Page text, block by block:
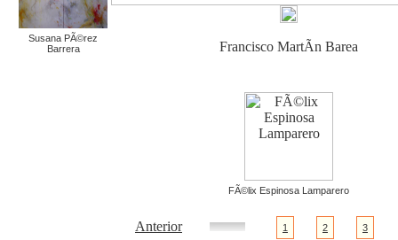
Francisco MartÃ­n Barea
Susana PÃ©rez
Barrera
FÃ©lix Espinosa Lamparero
Anterior 1 2 3